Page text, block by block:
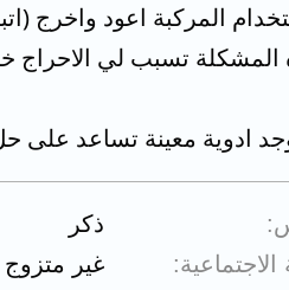
المركبة اعود واخرج
المشكلة تسبب لي الاحراج
ادوية معينة تساعد على
ذكر
الاجتماعية
غير متزوج